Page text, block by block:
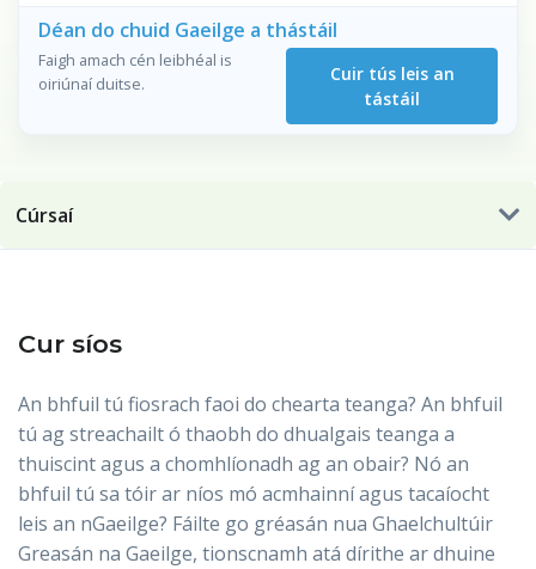
Cúrsaí
Déan do chuid Gaeilge a thástáil
Faigh amach cén leibhéal is
oiriúnaí duitse.
Cuir tús leis an
tástáil
Cur síos
An bhfuil tú fiosrach faoi do chearta teanga? An bhfuil
tú ag streachailt ó thaobh do dhualgais teanga a
thuiscint agus a chomhlíonadh ag an obair? Nó an
bhfuil tú sa tóir ar níos mó acmhainní agus tacaíocht
leis an nGaeilge? Fáilte go gréasán nua Ghaelchultúir
Greasán na Gaeilge, tionscnamh atá dírithe ar dhuine